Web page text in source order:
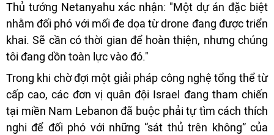
Thủ tướng Netanyahu xác nhận: "Một dự án đặc biệt
nhằm đối phó với mối đe dọa từ drone đang được triển
khai. Sẽ cần có thời gian để hoàn thiện, nhưng chúng
tôi đang dồn toàn lực vào đó."
Trong khi chờ đợi một giải pháp công nghệ tổng thể từ
cấp cao, các đơn vị quân đội Israel đang tham chiến
tại miền Nam Lebanon đã buộc phải tự tìm cách thích
nghi để đối phó với những “sát thủ trên không” của